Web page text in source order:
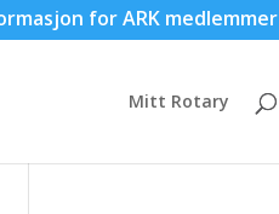
for ARK medlemmer
Mitt Rotary